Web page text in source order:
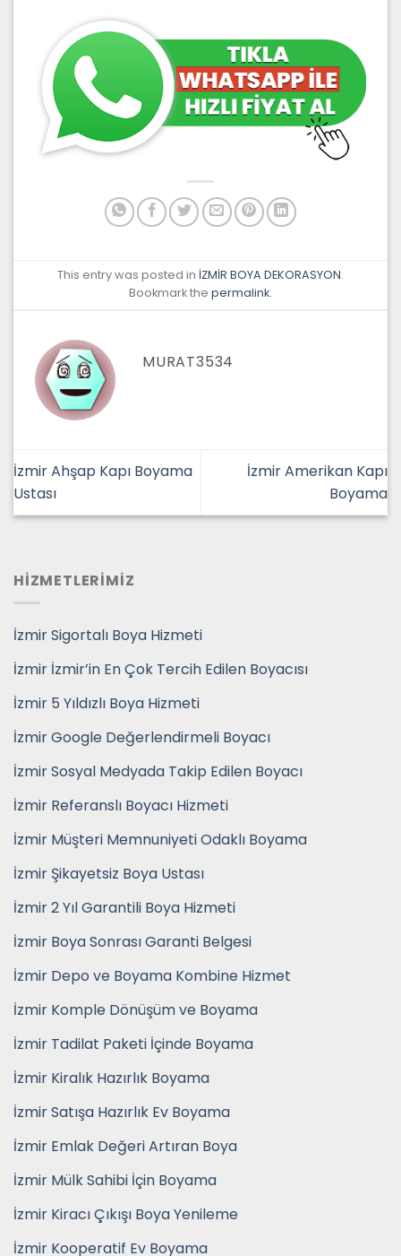
This entry was posted in İZMİR BOYA DEKORASYON.
Bookmark the permalink.
MURAT3534
İzmir Ahşap Kapı Boyama
Ustası
İzmir Amerikan Kapı
Boyama
HİZMETLERİMİZ
İzmir Sigortalı Boya Hizmeti
İzmir İzmir’in En Çok Tercih Edilen Boyacısı
İzmir 5 Yıldızlı Boya Hizmeti
İzmir Google Değerlendirmeli Boyacı
İzmir Sosyal Medyada Takip Edilen Boyacı
İzmir Referanslı Boyacı Hizmeti
İzmir Müşteri Memnuniyeti Odaklı Boyama
İzmir Şikayetsiz Boya Ustası
İzmir 2 Yıl Garantili Boya Hizmeti
İzmir Boya Sonrası Garanti Belgesi
İzmir Depo ve Boyama Kombine Hizmet
İzmir Komple Dönüşüm ve Boyama
İzmir Tadilat Paketi İçinde Boyama
İzmir Kiralık Hazırlık Boyama
İzmir Satışa Hazırlık Ev Boyama
İzmir Emlak Değeri Artıran Boya
İzmir Mülk Sahibi İçin Boyama
İzmir Kiracı Çıkışı Boya Yenileme
İzmir Kooperatif Ev Boyama